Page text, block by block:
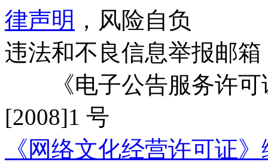
律声明 ，风险自负
违法和不良信息举报邮箱
《电子公告服务许可
[2008]1 号
《网络文化经营许可证